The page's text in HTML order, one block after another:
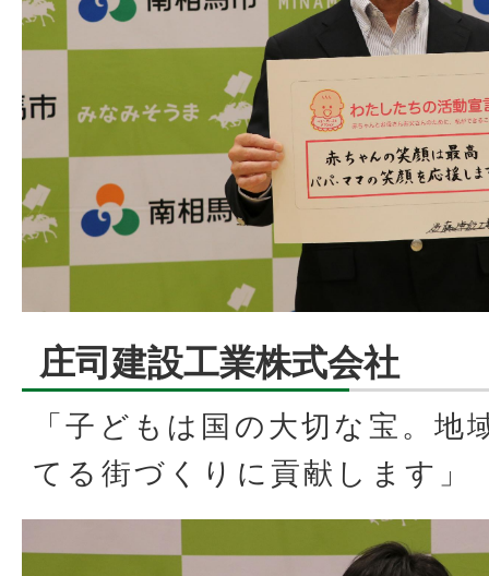
庄司建設工業株式会社
「子どもは国の大切な宝。地
てる街づくりに貢献します」